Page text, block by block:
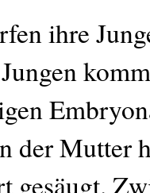
ihre
der Mutter
gesäugt.